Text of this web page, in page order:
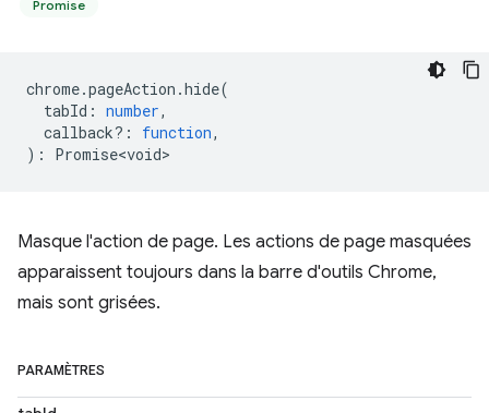
Promise
chrome.pageAction .hide(
tabId : number,
callback? : function,
) : Promise<void>
Masque l'action de page. Les actions de page masquées
apparaissent toujours dans la barre d'outils Chrome,
mais sont grisées.
PARAMÈTRES